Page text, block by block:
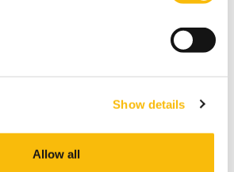
Show details
Allow all
duurt 16 maanden
heeft 3 specialisaties en geeft